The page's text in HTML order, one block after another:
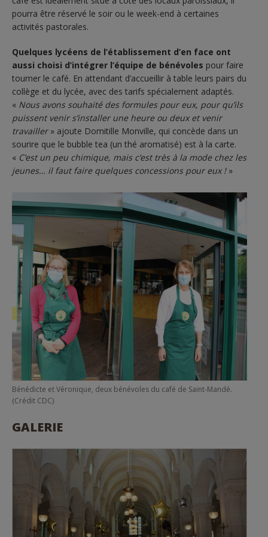
pourra être réservé le soir ou le week-end à certaines
activités pastorales.
Quelques lycéens de l’établissement d’en face ont
aussi choisi d’intégrer l’équipe de bénévoles pour faire
tourner le café. En attendant d’accueillir à table leurs pairs du
collège et du lycée, avec des tarifs spécialement adaptés.
« Nous avons souhaité des formules pour eux, pour qu’ils
puissent venir s’installer une heure ou deux et venir
travailler» ajoute Domitille Monville, qui concède dans un
sourire que le bubble tea (un thé aromatisé) est à la carte.
« C’est un peu chimique, mais c’est très à la mode chez les
jeunes… il faut faire quelques concessions pour eux !»
Bénédicte et Véronique, deux bénévoles du café de Saint-Mandé.
(Crédit CDC)
GALERIE